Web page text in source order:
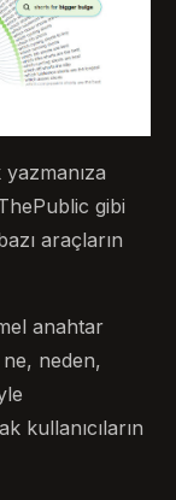
gibi
araçların
anahtar
neden,
kullanıcıların